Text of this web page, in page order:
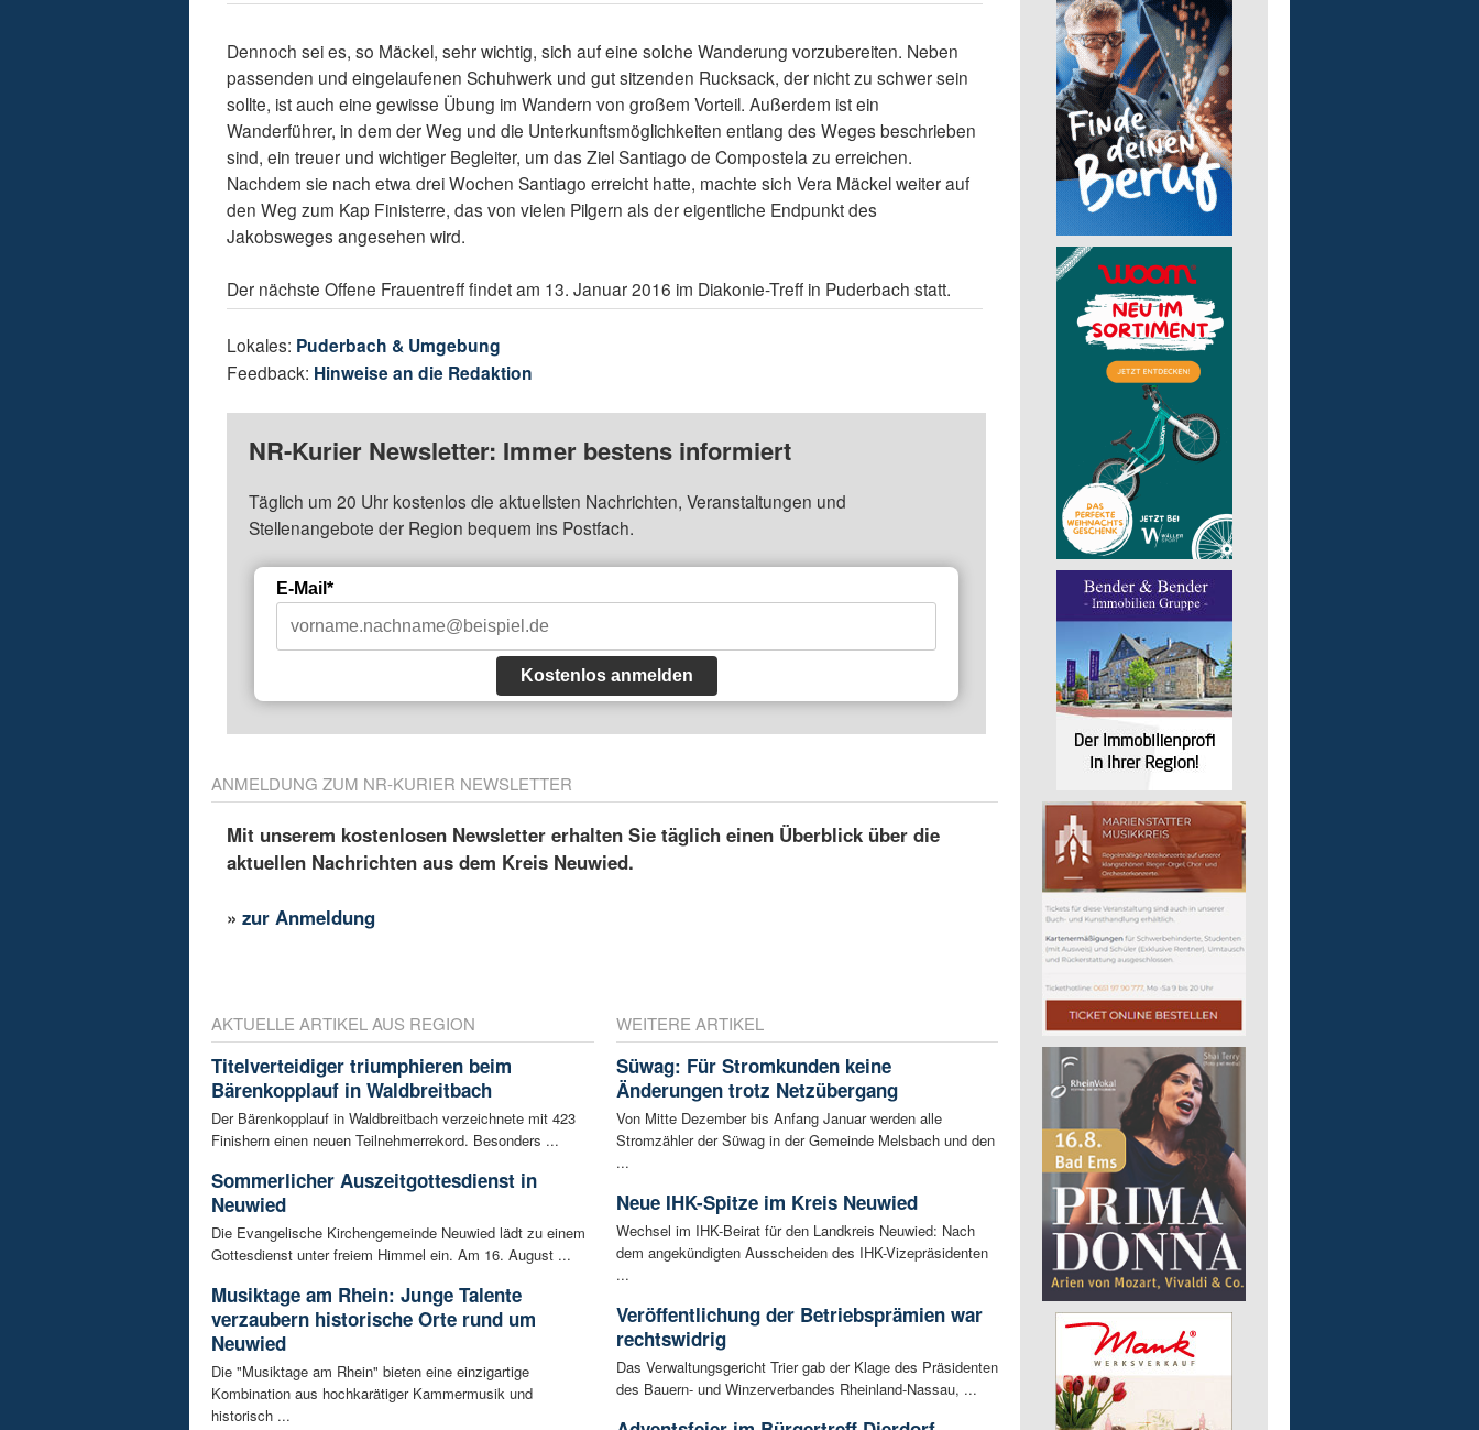
Dennoch sei es, so Mäckel, sehr wichtig, sich auf eine solche Wanderung vorzubereiten. Neben
passenden und eingelaufenen Schuhwerk und gut sitzenden Rucksack, der nicht zu schwer sein
sollte, ist auch eine gewisse Übung im Wandern von großem Vorteil. Außerdem ist ein
Wanderführer, in dem der Weg und die Unterkunftsmöglichkeiten entlang des Weges beschrieben
sind, ein treuer und wichtiger Begleiter, um das Ziel Santiago de Compostela zu erreichen.
Nachdem sie nach etwa drei Wochen Santiago erreicht hatte, machte sich Vera Mäckel weiter auf
den Weg zum Kap Finisterre, das von vielen Pilgern als der eigentliche Endpunkt des
Jakobsweges angesehen wird.
Der nächste Offene Frauentreff findet am 13. Januar 2016 im Diakonie-Treff in Puderbach statt.
Lokales: Puderbach & Umgebung
Feedback: Hinweise an die Redaktion
NR-Kurier Newsletter: Immer bestens informiert
Täglich um 20 Uhr kostenlos die aktuellsten Nachrichten, Veranstaltungen und
Stellenangebote der Region bequem ins Postfach.
E-Mail*
Kostenlos anmelden
ANMELDUNG ZUM NR-KURIER NEWSLETTER
Mit unserem kostenlosen Newsletter erhalten Sie täglich einen Überblick über die
aktuellen Nachrichten aus dem Kreis Neuwied.
»zur Anmeldung
AKTUELLE ARTIKEL AUS REGION
Titelverteidiger triumphieren beim
Bärenkopplauf in Waldbreitbach
Der Bärenkopplauf in Waldbreitbach verzeichnete mit 423
Finishern einen neuen Teilnehmerrekord. Besonders ...
Sommerlicher Auszeitgottesdienst in
Neuwied
Die Evangelische Kirchengemeinde Neuwied lädt zu einem
Gottesdienst unter freiem Himmel ein. Am 16. August ...
Musiktage am Rhein: Junge Talente
verzaubern historische Orte rund um
Neuwied
Die "Musiktage am Rhein" bieten eine einzigartige
Kombination aus hochkarätiger Kammermusik und
historisch ...
WEITERE ARTIKEL
Süwag: Für Stromkunden keine
Änderungen trotz Netzübergang
Von Mitte Dezember bis Anfang Januar werden alle
Stromzähler der Süwag in der Gemeinde Melsbach und den
...
Neue IHK-Spitze im Kreis Neuwied
Wechsel im IHK-Beirat für den Landkreis Neuwied: Nach
dem angekündigten Ausscheiden des IHK-Vizepräsidenten
...
Veröffentlichung der Betriebsprämien war
rechtswidrig
Das Verwaltungsgericht Trier gab der Klage des Präsidenten
des Bauern- und Winzerverbandes Rheinland-Nassau, ...